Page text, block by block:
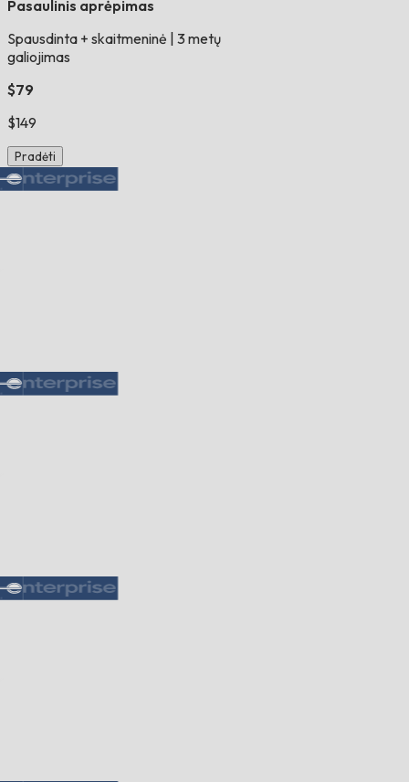
Pasaulinis aprėpimas
Spausdinta + skaitmeninė 3 metų
galiojimas
$79
$149
Pradėti